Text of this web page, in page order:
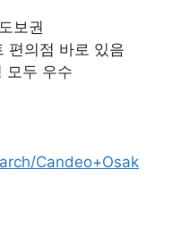
보권
편의점 바로 있음
모두 우수
Candeo+Osak